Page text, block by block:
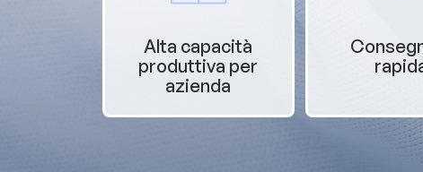
Alta capacità
produttiva per
azienda